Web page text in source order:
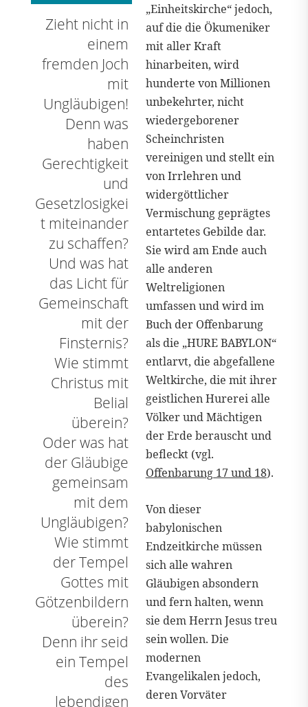
Zieht nicht in
einem
fremden Joch
mit
Ungläubigen!
Denn was
haben
Gerechtigkeit
und
Gesetzlosigkei
t miteinander
zu schaffen?
Und was hat
das Licht für
Gemeinschaft
mit der
Finsternis?
Wie stimmt
Christus mit
Belial
überein?
Oder was hat
der Gläubige
gemeinsam
mit dem
Ungläubigen?
Wie stimmt
der Tempel
Gottes mit
Götzenbildern
überein?
Denn ihr seid
ein Tempel
des
lebendigen
„Einheitskirche“ jedoch,
auf die die Ökumeniker
mit aller Kraft
hinarbeiten, wird
hunderte von Millionen
unbekehrter, nicht
wiedergeborener
Scheinchristen
vereinigen und stellt ein
von Irrlehren und
widergöttlicher
Vermischung geprägtes
entartetes Gebilde dar.
Sie wird am Ende auch
alle anderen
Weltreligionen
umfassen und wird im
Buch der Offenbarung
als die „HURE BABYLON“
entlarvt, die abgefallene
Weltkirche, die mit ihrer
geistlichen Hurerei alle
Völker und Mächtigen
der Erde berauscht und
befleckt (vgl.
Offenbarung 17 und 18).
Von dieser
babylonischen
Endzeitkirche müssen
sich alle wahren
Gläubigen absondern
und fern halten, wenn
sie dem Herrn Jesus treu
sein wollen. Die
modernen
Evangelikalen jedoch,
deren Vorväter